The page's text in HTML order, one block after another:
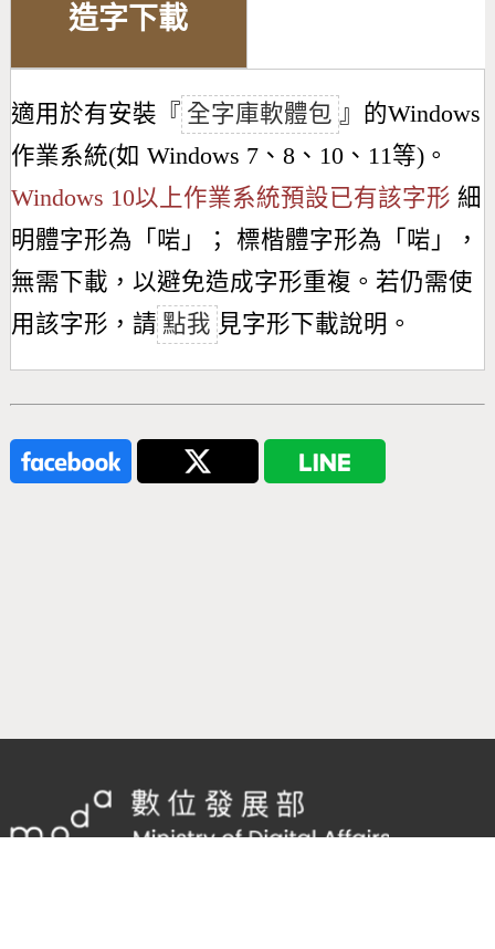
造字下載
適用於有安裝『 全字庫軟體包 』的Windows
作業系統(如 Windows 7、8、10、11等)。
Windows 10以上作業系統預設已有該字形 細
明體字形為「 啱 」； 標楷體字形為「 啱 」，
無需下載，以避免造成字形重複。若仍需使
用該字形，請 點我 見字形下載說明。